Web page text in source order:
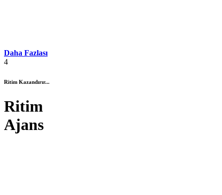
Daha Fazlası
4
Ritim Kazandırır...
Ritim
Ajans